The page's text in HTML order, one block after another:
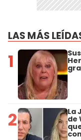
LAS MÁS
1
2 La
de